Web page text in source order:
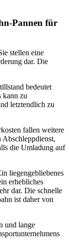
Pannen für
stellen eine
dar. Die
bedeutet
kann zu
letztendlich zu
fallen weitere
die Umladung auf
liegengebliebenes
erhebliches
dar. Die schnelle
ist daher von
und lange